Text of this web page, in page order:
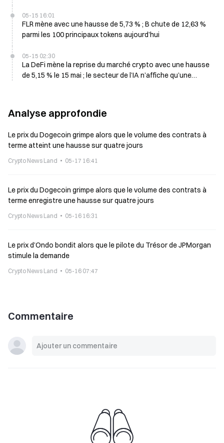
05-15 16:01
FLR mène avec une hausse de 5,73 % ; B chute de 12,63 %
parmi les 100 principaux tokens aujourd’hui
05-15 02:30
La DeFi mène la reprise du marché crypto avec une hausse
de 5,15 % le 15 mai ; le secteur de l’IA n’affiche qu’une
Analyse approfondie
Le prix du Dogecoin grimpe alors que le volume des contrats à
terme atteint une hausse sur quatre jours
Crypto News Land 05-17 16:41
Le prix du Dogecoin grimpe alors que le volume des contrats à
terme enregistre une hausse sur quatre jours
Crypto News Land 05-16 16:31
Le prix d’Ondo bondit alors que le pilote du Trésor de JPMorgan
stimule la demande
Crypto News Land 05-16 07:47
Commentaire